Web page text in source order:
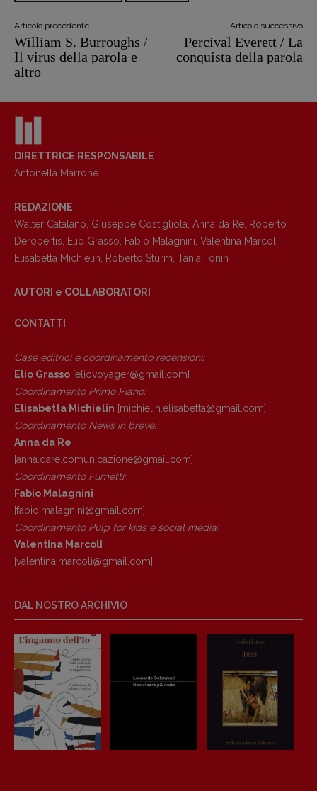
Tribunale Milano n° 5864/2023 – cod. fis.
Articolo precedente
William S. Burroughs /
Il virus della parola e
altro
Articolo successivo
Percival Everett / La
conquista della parola
DIRETTRICE RESPONSABILE
Antonella Marrone
REDAZIONE
Walter Catalano Giuseppe Costigliola Anna da Re Roberto
Derobertis Elio Grasso Fabio Malagnini Valentina Marcoli
Elisabetta Michielin Roberto Sturm Tania Tonin
AUTORI e COLLABORATORI
CONTATTI
Case editrici e coordinamento recensioni:
Elio Grasso [eliovoyager@gmail.com]
Coordinamento Primo Piano:
Elisabetta Michielin [michielin.elisabetta@gmail.com]
Coordinamento News in breve:
Anna da Re
[anna.dare.comunicazione@gmail. com]
Coordinamento Fumetti:
Fabio Malagnini
[fabio.malagnini@gmail. com]
Coordinamento Pulp for kids e social media:
Valentina Marcoli
[valentina.marcoli@gmail. com]
DAL NOSTRO ARCHIVIO